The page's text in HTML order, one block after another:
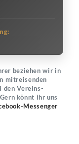
beziehen wir in
mitreisenden
den Vereins-
könnt ihr uns
Messenger